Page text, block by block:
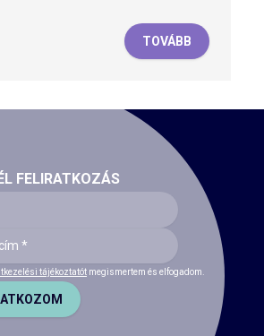
TOVÁBB
FELIRATKOZÁS
tájékoztatót megismertem és elfogadom.